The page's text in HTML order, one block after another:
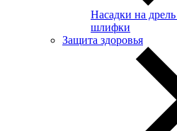
Насадки на
шлифки
Защита здоровья